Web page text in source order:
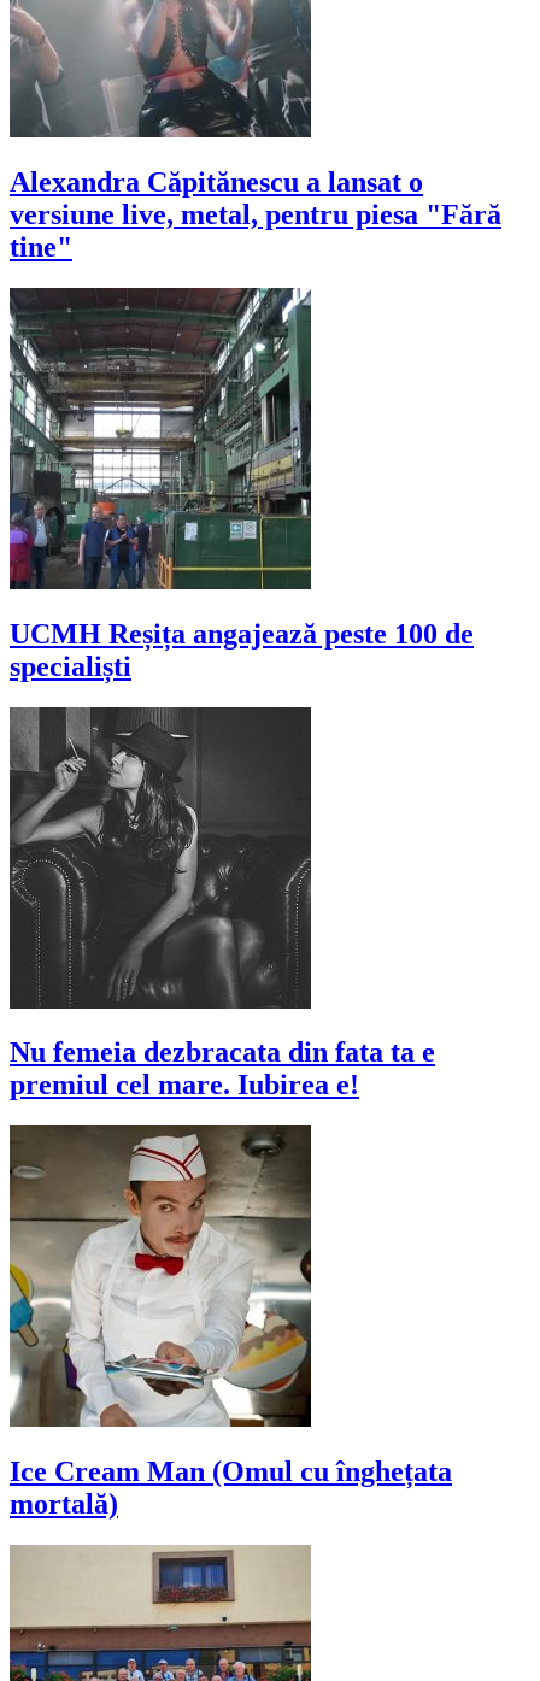
Alexandra Căpitănescu a lansat o
versiune live, metal, pentru piesa "Fără
tine"
UCMH Reșița angajează peste 100 de
specialiști
Nu femeia dezbracata din fata ta e
premiul cel mare. Iubirea e!
Ice Cream Man (Omul cu înghețata
mortală)